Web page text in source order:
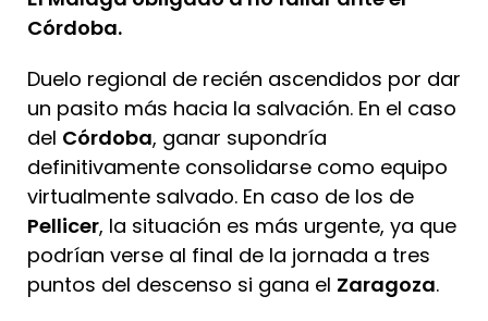
Córdoba.
Duelo regional de recién ascendidos por dar
un pasito más hacia la salvación. En el caso
del Córdoba, ganar supondría
definitivamente consolidarse como equipo
virtualmente salvado. En caso de los de
Pellicer, la situación es más urgente, ya que
podrían verse al final de la jornada a tres
puntos del descenso si gana el Zaragoza.